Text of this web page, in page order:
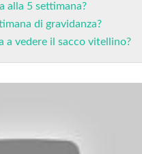
alla 5 settimana?
di gravidanza?
a vedere il sacco vitellino?